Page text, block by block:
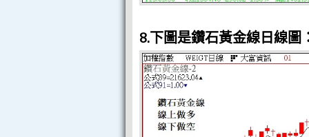
8.下圖是鑽石黃金線日線圖